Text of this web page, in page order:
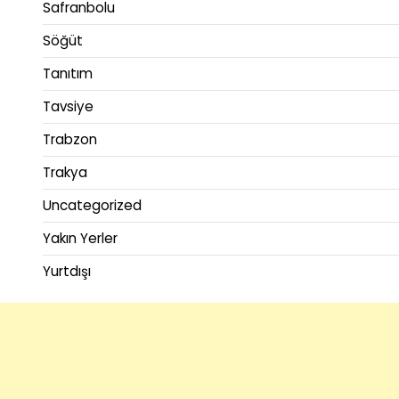
Safranbolu
Söğüt
Tanıtım
Tavsiye
Trabzon
Trakya
Uncategorized
Yakın Yerler
Yurtdışı